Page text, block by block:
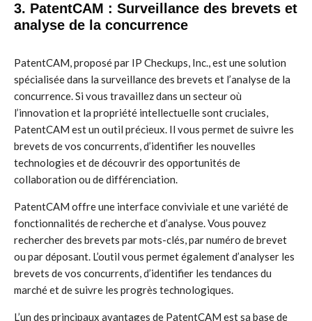
3. PatentCAM : Surveillance des brevets et
analyse de la concurrence
PatentCAM, proposé par IP Checkups, Inc., est une solution
spécialisée dans la surveillance des brevets et l’analyse de la
concurrence. Si vous travaillez dans un secteur où
l’innovation et la propriété intellectuelle sont cruciales,
PatentCAM est un outil précieux. Il vous permet de suivre les
brevets de vos concurrents, d’identifier les nouvelles
technologies et de découvrir des opportunités de
collaboration ou de différenciation.
PatentCAM offre une interface conviviale et une variété de
fonctionnalités de recherche et d’analyse. Vous pouvez
rechercher des brevets par mots-clés, par numéro de brevet
ou par déposant. L’outil vous permet également d’analyser les
brevets de vos concurrents, d’identifier les tendances du
marché et de suivre les progrès technologiques.
L’un des principaux avantages de PatentCAM est sa base de